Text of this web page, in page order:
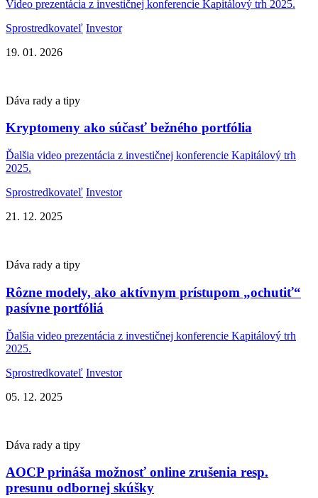
Video prezentácia z investičnej konferencie Kapitálový trh 2025.
Sprostredkovateľ Investor
19. 01. 2026
Dáva rady a tipy
Kryptomeny ako súčasť bežného portfólia
Ďalšia video prezentácia z investičnej konferencie Kapitálový trh
2025.
Sprostredkovateľ Investor
21. 12. 2025
Dáva rady a tipy
Rôzne modely, ako aktívnym prístupom „ochutiť“
pasívne portfóliá
Ďalšia video prezentácia z investičnej konferencie Kapitálový trh
2025.
Sprostredkovateľ Investor
05. 12. 2025
Dáva rady a tipy
AOCP prináša možnosť online zrušenia resp.
presunu odbornej skúšky